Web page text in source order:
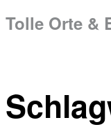
Tolle Orte &